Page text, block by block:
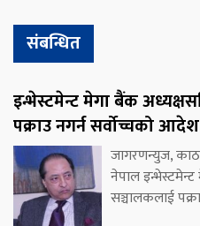
संबन्धित
इन्भेस्टमेन्ट मेगा बैंक
पक्राउ नगर्न सर्वोच्चको आदेश
जागरणन्युज,
नेपाल
सञ्चालकलाई